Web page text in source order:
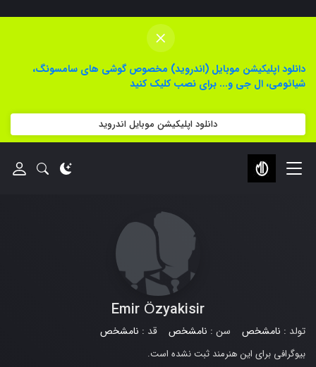
×
دانلود اپلیکیشن موبایل (اندروید) مخصوص گوشی های سامسونگ،
شیائومی، ال جی و... برای نصب کلیک کنید
دانلود اپلیکیشن موبایل اندروید
Emir Özyakisir
تولد : نامشخص سن : نامشخص قد : نامشخص
بیوگرافی برای این هنرمند ثبت نشده است.